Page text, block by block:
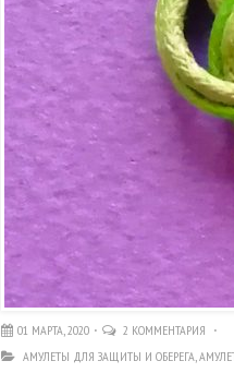
01 МАРТА, 2020
2 КОММЕНТАРИЯ
АМУЛЕТЫ ДЛЯ ЗАЩИТЫ И ОБЕРЕГА,